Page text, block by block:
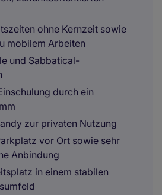
ohne Kernzeit sowie
mobilem Arbeiten
und Sabbatical-
durch ein
zur privaten Nutzung
vor Ort sowie sehr
Anbindung
in einem stabilen